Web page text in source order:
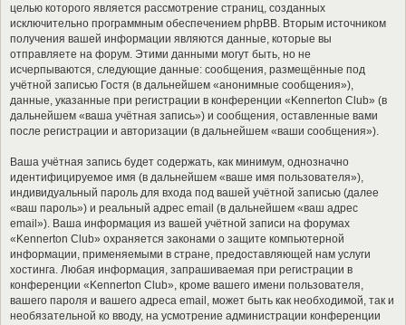
целью которого является рассмотрение страниц, созданных
исключительно программным обеспечением phpBB. Вторым источником
получения вашей информации являются данные, которые вы
отправляете на форум. Этими данными могут быть, но не
исчерпываются, следующие данные: сообщения, размещённые под
учётной записью Гостя (в дальнейшем «анонимные сообщения»),
данные, указанные при регистрации в конференции «Kennerton Club» (в
дальнейшем «ваша учётная запись») и сообщения, оставленные вами
после регистрации и авторизации (в дальнейшем «ваши сообщения»).
Ваша учётная запись будет содержать, как минимум, однозначно
идентифицируемое имя (в дальнейшем «ваше имя пользователя»),
индивидуальный пароль для входа под вашей учётной записью (далее
«ваш пароль») и реальный адрес email (в дальнейшем «ваш адрес
email»). Ваша информация из вашей учётной записи на форумах
«Kennerton Club» охраняется законами о защите компьютерной
информации, применяемыми в стране, предоставляющей нам услуги
хостинга. Любая информация, запрашиваемая при регистрации в
конференции «Kennerton Club», кроме вашего имени пользователя,
вашего пароля и вашего адреса email, может быть как необходимой, так и
необязательной ко вводу, на усмотрение администрации конференции